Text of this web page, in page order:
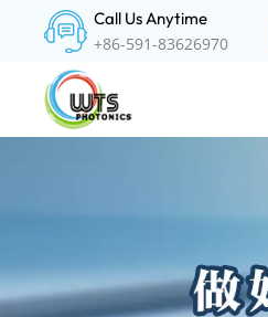
Call Us Anytime
+86-591-83626970